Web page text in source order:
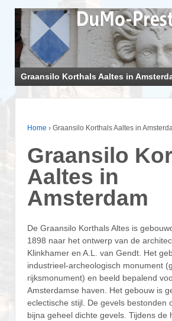
Graansilo Korthals Aaltes in
Home › Graansilo Korthals Aaltes in
Graansilo
Aaltes in
Amsterdam
De Graansilo Korthals Altes is
1898 naar het ontwerp van de
Klinkhamer en A.L. van Gendt. Het
industrieel-archeologisch monument
rijksmonument) en beeld bepalend
Amsterdamse haven. Het gebouw is
eclectische stijl. De gevels bestonden
bijna geheel dichte gevels. Tijdens de